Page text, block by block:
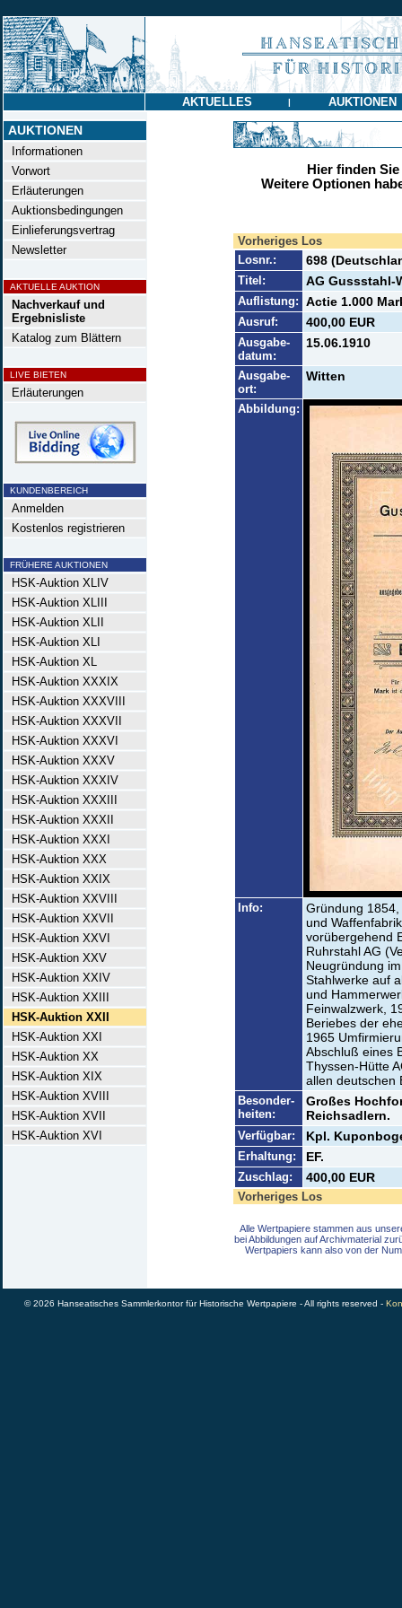
AKTUELLES | AUKTIONEN
AUKTIONEN
Informationen
Vorwort
Erläuterungen
Auktionsbedingungen
Einlieferungsvertrag
Newsletter
AKTUELLE AUKTION
Nachverkauf und
Ergebnisliste
Katalog zum Blättern
LIVE BIETEN
Erläuterungen
KUNDENBEREICH
Anmelden
Kostenlos registrieren
FRÜHERE AUKTIONEN
HSK-Auktion XLIV
HSK-Auktion XLIII
HSK-Auktion XLII
HSK-Auktion XLI
HSK-Auktion XL
HSK-Auktion XXXIX
HSK-Auktion XXXVIII
HSK-Auktion XXXVII
HSK-Auktion XXXVI
HSK-Auktion XXXV
HSK-Auktion XXXIV
HSK-Auktion XXXIII
HSK-Auktion XXXII
HSK-Auktion XXXI
HSK-Auktion XXX
HSK-Auktion XXIX
HSK-Auktion XXVIII
HSK-Auktion XXVII
HSK-Auktion XXVI
HSK-Auktion XXV
HSK-Auktion XXIV
HSK-Auktion XXIII
HSK-Auktion XXII
HSK-Auktion XXI
HSK-Auktion XX
HSK-Auktion XIX
HSK-Auktion XVIII
HSK-Auktion XVII
HSK-Auktion XVI
Hier finden
Weitere Optionen
Vorheriges Los
Losnr.:
698
Titel: AG Gussstahl-
Auflistung: Actie 1.000
Ausruf: 400,00 EUR
Ausgabe-
datum:
15.06.1910
Ausgabe-
ort:
Witten
Abbildung:
Info:
Gründung
und
vorübergehend
Ruhrstahl AG
Neugründung
Stahlwerke auf
und
Feinwalzwerk,
Beriebes der
1965
Abschluß eines
Thyssen-Hütte
allen deutschen
Besonder-
heiten:
Großes
Reichsadlern.
Verfügbar: Kpl.
Erhaltung: EF.
Zuschlag: 400,00 EUR
Vorheriges Los
Alle Wertpapiere stammen aus
bei Abbildungen auf Archivmaterial
Wertpapiers kann also von der
© 2026 Hanseatisches Sammlerkontor für Historische Wertpapiere - All rights reserved -